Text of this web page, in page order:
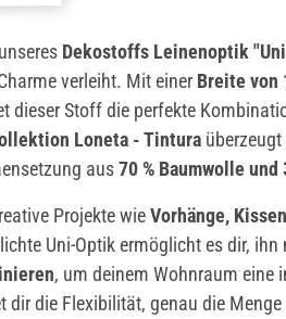
Dekostoffs Leinenoptik
verleiht. Mit einer Breite von
dieser Stoff die perfekte
Loneta - Tintura
aus70 % Baumwolle und
Projekte wieVorhänge,
Uni-Optik ermöglicht es dir,
, um deinem Wohnraum eine
dir die Flexibilität, genau die